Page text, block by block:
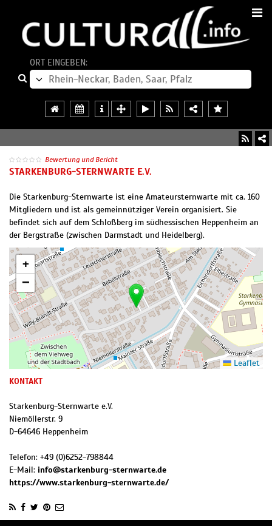
ORT EINGEBEN:
Bewertung und Bericht
STARKENBURG-STERNWARTE E.V.
Die Starkenburg-Sternwarte ist eine Amateursternwarte mit ca. 160
Mitgliedern und ist als gemeinnütziger Verein organisiert. Sie
befindet sich auf dem Schloßberg im südhessischen Heppenheim an
der Bergstraße (zwischen Darmstadt und Heidelberg).
+
−
Leaflet
KONTAKT
Starkenburg-Sternwarte e.V.
Niemöllerstr. 9
D-64646 Heppenheim
Telefon: +49 (0)6252-798844
E-Mail: info@starkenburg-sternwarte.de
https://www.starkenburg-sternwarte.de/